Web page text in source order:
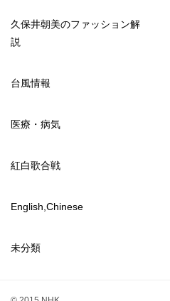
久保井朝美のファッション解
説
台風情報
医療・病気
紅白歌合戦
English,Chinese
未分類